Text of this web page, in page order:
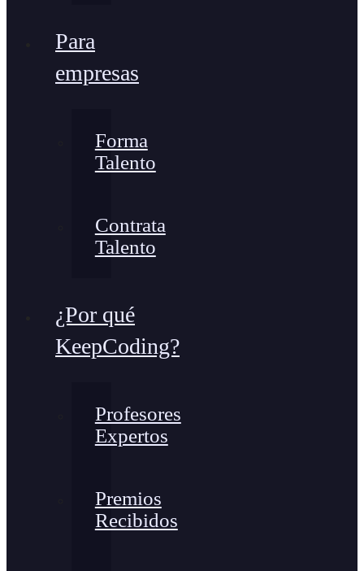
Para
empresas
Forma
Talento
Contrata
Talento
¿Por qué
KeepCoding?
Profesores
Expertos
Premios
Recibidos